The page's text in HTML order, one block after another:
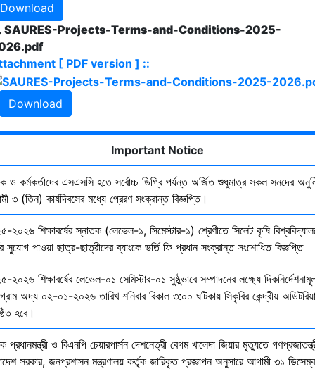
Download
SAURES-Projects-Terms-and-Conditions-2025-
[ PDF version ] ::
Download
Important Notice
ও কর্মকর্তাদের এসএসসি হতে সর্বোচ্চ ডিগ্রি পর্যন্ত অর্জিত শুধুমাত্র সকল সনদের
৩ (তিন) কার্যদিবসের মধ্যে প্রেরণ সংক্রান্ত বিজ্ঞপ্তি।
২০২৬ শিক্ষাবর্ষের স্নাতক (লেভেল-১, সিমেস্টার-১) শ্রেণীতে সিলেট কৃষি
সুযোগ পাওয়া ছাত্র-ছাত্রীদের ব্যাংকে ভর্তি ফি প্রধান সংক্রান্ত সংশোধিত বিজ্ঞপ্তি
২০২৬ শিক্ষাবর্ষের লেভেল-০১ সেমিস্টার-০১ সুষ্ঠুভাবে সম্পাদনের লক্ষ্যে
অদ্য ০২-০১-২০২৬ তারিখ শনিবার বিকাল ৩:০০ ঘটিকায় সিকৃবির কেন্দ্রীয়
হবে।
প্রধানমন্ত্রী ও বিএনপি চেয়ারপার্সন দেশনেত্রী বেগম খালেদা জিয়ার মৃত্যুতে
সরকার, জনপ্রশাসন মন্ত্রণালয় কর্তৃক জারিকৃত প্রজ্ঞাপন অনুসারে আগামী ৩১